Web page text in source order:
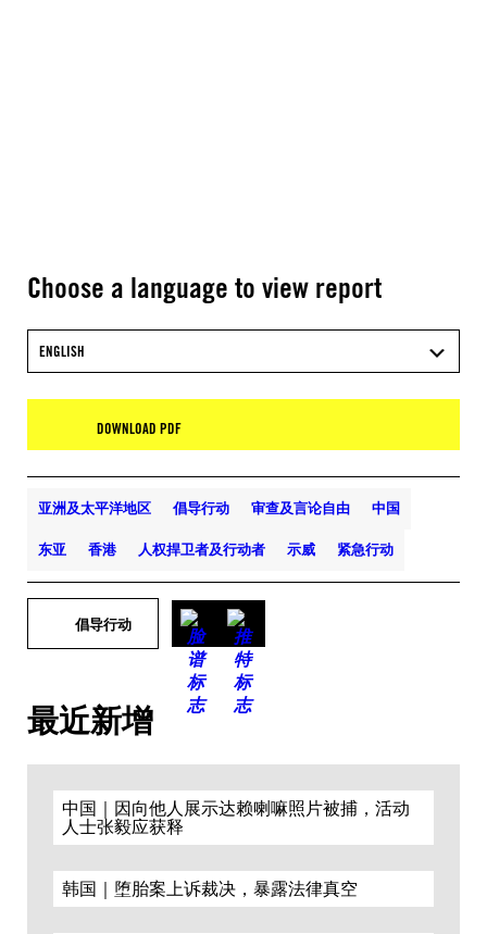
Choose a language to view report
ENGLISH
DOWNLOAD PDF
亚洲及太平洋地区 倡导行动 审查及言论自由 中国
东亚 香港 人权捍卫者及行动者 示威 紧急行动
倡导行动
最近新增
中国｜因向他人展示达赖喇嘛照片被捕，活动
人士张毅应获释
韩国｜堕胎案上诉裁决，暴露法律真空